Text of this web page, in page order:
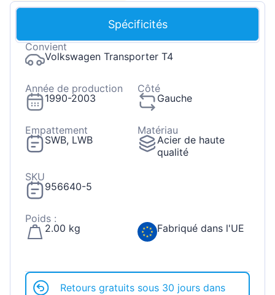
Spécificités
Convient
Volkswagen Transporter T4
Année de production
1990-2003
Côté
Gauche
Empattement
SWB, LWB
Matériau
Acier de haute
qualité
SKU
956640-5
Poids :
2.00 kg
Fabriqué dans l'UE
Retours gratuits sous 30 jours dans